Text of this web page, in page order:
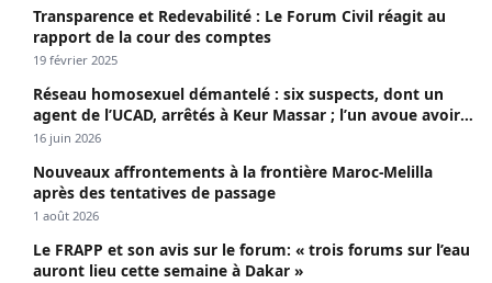
Transparence et Redevabilité : Le Forum Civil réagit au
rapport de la cour des comptes
19 février 2025
Réseau homosexuel démantelé : six suspects, dont un
agent de l’UCAD, arrêtés à Keur Massar ; l’un avoue avoir
propagé le VIH depuis 2018
16 juin 2026
Nouveaux affrontements à la frontière Maroc-Melilla
après des tentatives de passage
1 août 2026
Le FRAPP et son avis sur le forum: « trois forums sur l’eau
auront lieu cette semaine à Dakar »